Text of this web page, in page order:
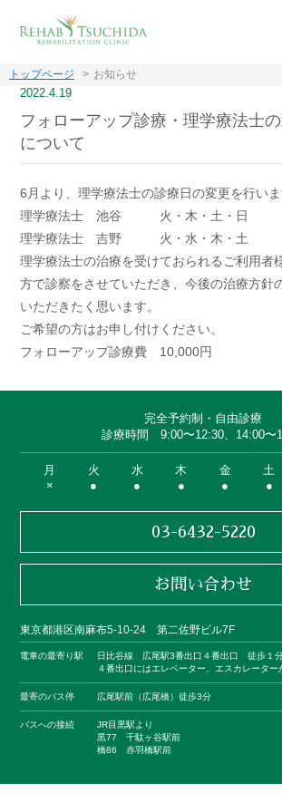
トップページ お知らせ
2022.4.19
フォローアップ診療・理学療法士
について
6月より、理学療法士の診療日の変更を行いま
理学療法士 池谷 火・木・土・日
理学療法士 吉野 火・水・木・土
理学療法士の治療を受けておられるご利用者
方で診察をさせていただき、今後の治療方針
いただきたく思います。
ご希望の方はお申し付けください。
フォローアップ診療費 10,000円
完全予約制・自由診療
診療時間 9:00〜12:30、14:00〜
月 火 水 木 金 土
×
● ● ● ● ●
03-6432-5220
お問い合わせ
東京都港区南麻布5-10-24 第二佐野ビル7F
電車の最寄り駅
日比谷線 広尾駅3番出口４番出口 徒歩１
４番出口にはエレベーター、エスカレーター
最寄のバス停 広尾駅前（広尾橋）徒歩3分
バスへの接続
JR目黒駅より
黒77 千駄ヶ谷駅前
橋86 赤羽橋駅前